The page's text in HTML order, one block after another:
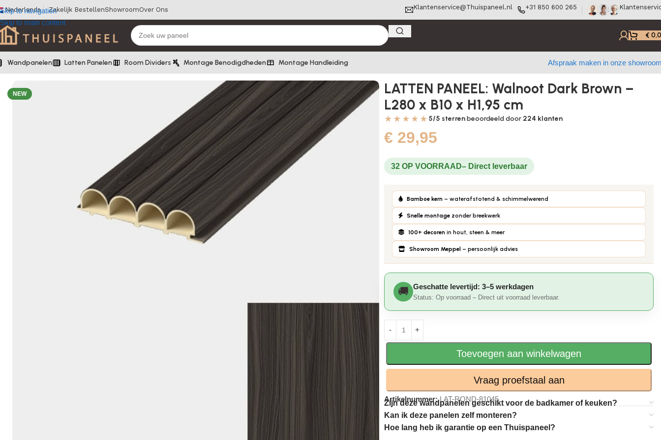
Skip to navigation
Skip to main content
Nederlands Zakelijk BestellenShowroomOver Ons Klantenservice@Thuispaneel.nl +31 850 600 265
€
Wandpanelen Latten Panelen Room Dividers Montage Benodigdheden Montage Handleiding
Afspraak maken in onze
Home/ Latten panelen LATTEN PANEEL: Walnoot Dark Brown – L280 x B10 x H1,95 cm
NEW
LATTEN PANEEL: Walnoot Dark Brown –
L280 x B10 x H1,95 cm
★★★★★ 5/5 sterrenbeoordeeld door 224 klanten
€ 29,95
32 OP VOORRAAD
Bamboe kern – waterafstotend & schimmelwerend
Snelle montage zonder breekwerk
100+ decoren in hout, steen & meer
Showroom Meppel – persoonlijk advies
Geschatte levertijd: 3–5 werkdagen
Status: Op voorraad – Direct uit voorraad leverbaar.
Toevoegen aan winkelwagen
Vraag proefstaal aan
Artikelnummer:LAT-ROND-81045
Zijn deze wandpanelen geschikt voor de badkamer of keuken?
Kan ik deze panelen zelf monteren?
Hoe lang heb ik garantie op een Thuispaneel?